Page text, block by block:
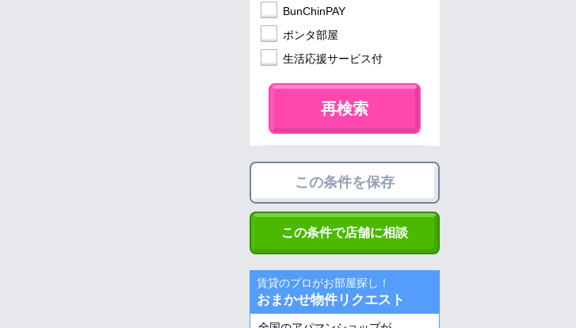
BunChinPAY
ポンタ部屋
生活応援サービス付
再検索
この条件を保存
この条件で店舗に相談
賃貸のプロがお部屋探し！
おまかせ物件リクエスト